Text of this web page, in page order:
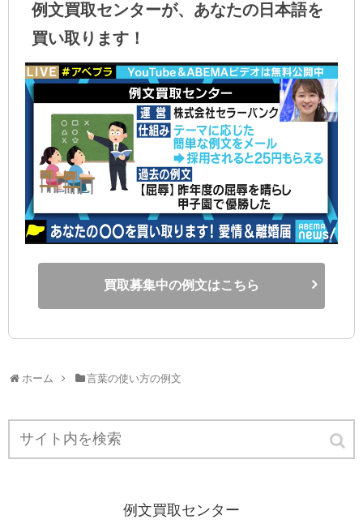
例文買取センターが、あなたの日本語を
買い取ります！
買取募集中の例文はこちら
ホーム 言葉の使い方の例文
例文買取センター